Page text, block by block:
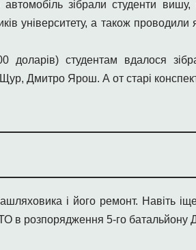
зібрали студенти вишу,
університету, а також
доларів) студентам вдалося
Дмитро Ярош. А от старі
і його ремонт. Навіть
в розпорядження 5-го батальйону